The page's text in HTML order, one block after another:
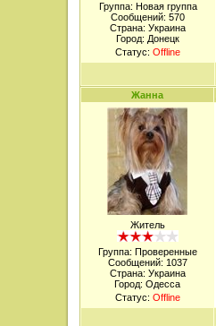
Группа: Новая группа
Сообщений: 570
Страна: Украина
Город: Донецк
Статус: Offline
Жанна
Житель
Группа: Проверенные
Сообщений: 1037
Страна: Украина
Город: Одесса
Статус: Offline